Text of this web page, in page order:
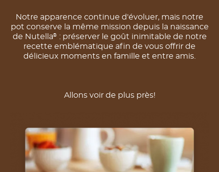
Notre apparence continue d'évoluer, mais notre
pot conserve la même mission depuis la naissance
de Nutella®
: préserver le goût inimitable de notre
recette emblématique afin de vous offrir de
délicieux moments en famille et entre amis.
Allons voir de plus près!